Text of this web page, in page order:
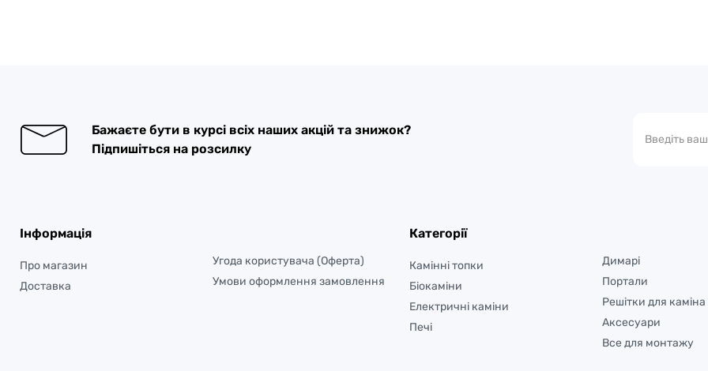
Бажаєте бути в курсі всіх наших акцій та знижок?
Підпишіться на розсилку
Інформація
Про магазин
Доставка
Угода користувача (Оферта)
Умови оформлення замовлення
Категорії
Камінні топки
Біокаміни
Електричні каміни
Печі
Димарі
Портали
Решітки для каміна
Аксесуари
Все для монтажу